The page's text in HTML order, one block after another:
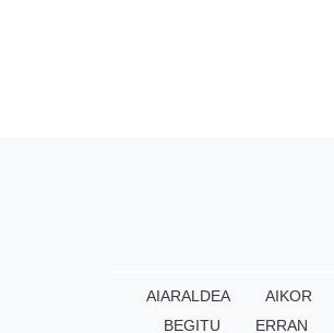
AIARALDEA AIKOR
BEGITU
ERRAN